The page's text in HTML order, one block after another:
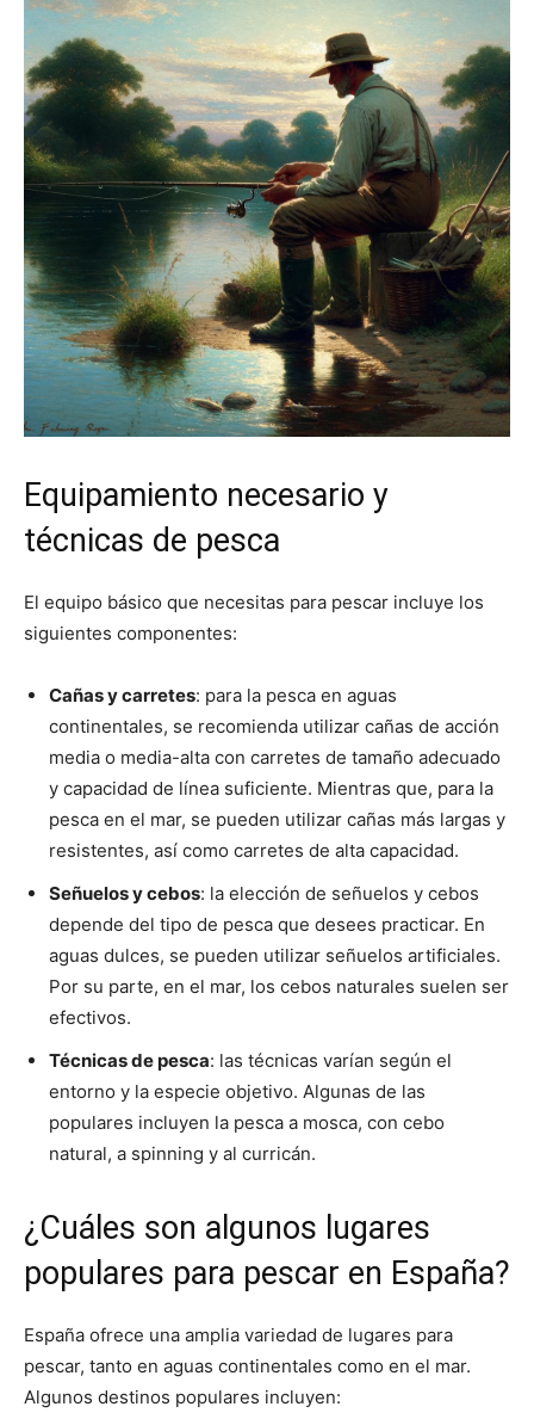
Equipamiento necesario y
técnicas de pesca
El equipo básico que necesitas para pescar incluye los
siguientes componentes:
Cañas y carretes: para la pesca en aguas
continentales, se recomienda utilizar cañas de acción
media o media-alta con carretes de tamaño adecuado
y capacidad de línea suficiente. Mientras que, para la
pesca en el mar, se pueden utilizar cañas más largas y
resistentes, así como carretes de alta capacidad.
Señuelos y cebos: la elección de señuelos y cebos
depende del tipo de pesca que desees practicar. En
aguas dulces, se pueden utilizar señuelos artificiales.
Por su parte, en el mar, los cebos naturales suelen ser
efectivos.
Técnicas de pesca: las técnicas varían según el
entorno y la especie objetivo. Algunas de las
populares incluyen la pesca a mosca, con cebo
natural, a spinning y al curricán.
¿Cuáles son algunos lugares
populares para pescar en España?
España ofrece una amplia variedad de lugares para
pescar, tanto en aguas continentales como en el mar.
Algunos destinos populares incluyen: